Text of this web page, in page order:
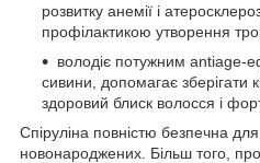
розвитку анемії і
профілактикою утворення
володіє потужним аntiage-
сивини, допомагає зберігати
здоровий блиск волосся і
Спіруліна повністю безпечна
новонароджених. Більш того,